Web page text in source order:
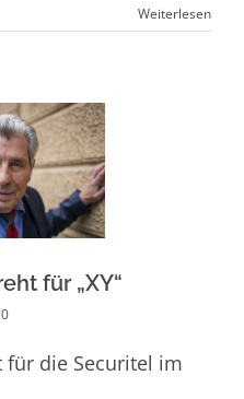
Weiterlesen
dreht
für „XY“
für die Securitel im